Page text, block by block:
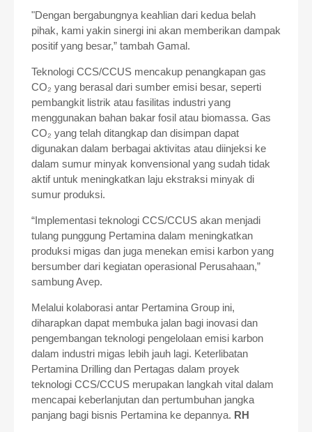
"Dengan bergabungnya keahlian dari kedua belah
pihak, kami yakin sinergi ini akan memberikan dampak
positif yang besar,” tambah Gamal.
Teknologi CCS/CCUS mencakup penangkapan gas
CO₂ yang berasal dari sumber emisi besar, seperti
pembangkit listrik atau fasilitas industri yang
menggunakan bahan bakar fosil atau biomassa. Gas
CO₂ yang telah ditangkap dan disimpan dapat
digunakan dalam berbagai aktivitas atau diinjeksi ke
dalam sumur minyak konvensional yang sudah tidak
aktif untuk meningkatkan laju ekstraksi minyak di
sumur produksi.
“Implementasi teknologi CCS/CCUS akan menjadi
tulang punggung Pertamina dalam meningkatkan
produksi migas dan juga menekan emisi karbon yang
bersumber dari kegiatan operasional Perusahaan,”
sambung Avep.
Melalui kolaborasi antar Pertamina Group ini,
diharapkan dapat membuka jalan bagi inovasi dan
pengembangan teknologi pengelolaan emisi karbon
dalam industri migas lebih jauh lagi. Keterlibatan
Pertamina Drilling dan Pertagas dalam proyek
teknologi CCS/CCUS merupakan langkah vital dalam
mencapai keberlanjutan dan pertumbuhan jangka
panjang bagi bisnis Pertamina ke depannya. RH